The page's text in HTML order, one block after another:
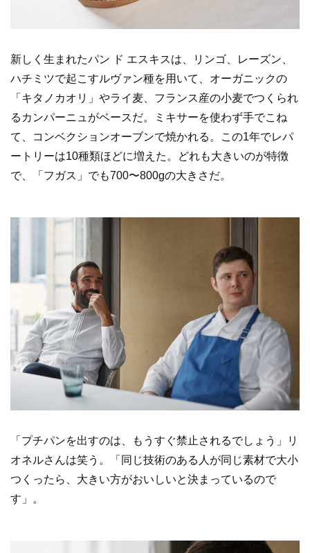
新しく生まれたパン ド エスキスは、リンゴ、レーズン、
ハチミツで起こすルヴァン種を用いて、オーガニックの
「キタノカオリ」やライ麦、フランス産の小麦でつくられ
るカンパーニュがベースだ。ミキサーを使わず手でこね
て、コンベクションオーブンで焼かれる。この1年でレパ
ートリーは10種類ほどに増えた。どれも大きいのが特徴
で、「フガス」でも700〜800gの大きさだ。
「プチパンを出すのは、もうすぐ禁止されるでしょう」リ
オネルさんは笑う。「同じ技術のある人が同じ素材で大小
つくったら、大きい方がおいしいと決まっているので
す」。